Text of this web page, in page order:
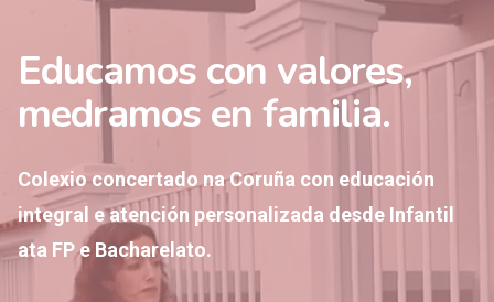
Educamos con valores,
medramos en familia.
Colexio concertado na Coruña con educación
integral e atención personalizada desde Infantil
ata FP e Bacharelato.